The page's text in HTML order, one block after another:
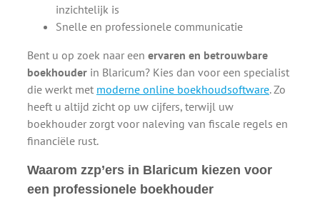
inzichtelijk is
Snelle en professionele communicatie
Bent u op zoek naar een ervaren en betrouwbare
boekhouder in Blaricum? Kies dan voor een specialist
die werkt met moderne online boekhoudsoftware. Zo
heeft u altijd zicht op uw cijfers, terwijl uw
boekhouder zorgt voor naleving van fiscale regels en
financiële rust.
Waarom zzp’ers in Blaricum kiezen voor
een professionele boekhouder